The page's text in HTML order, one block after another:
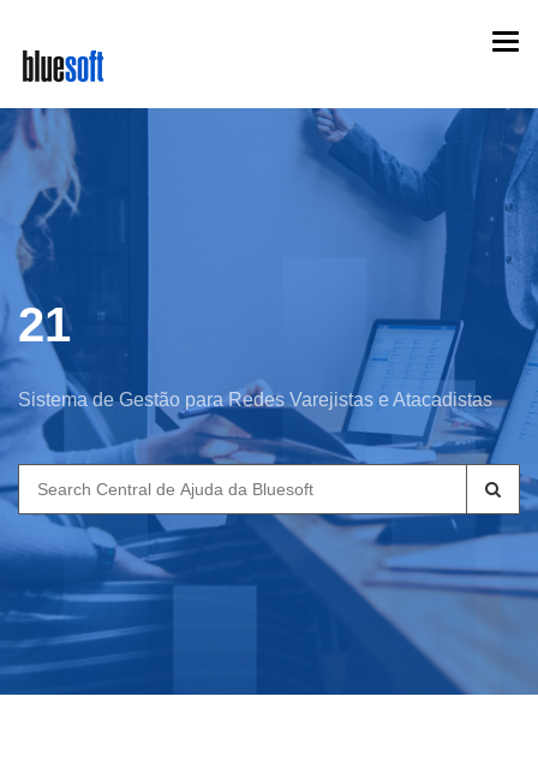
main
content
21
Sistema de Gestão para Redes Varejistas e Atacadistas
Search
for: